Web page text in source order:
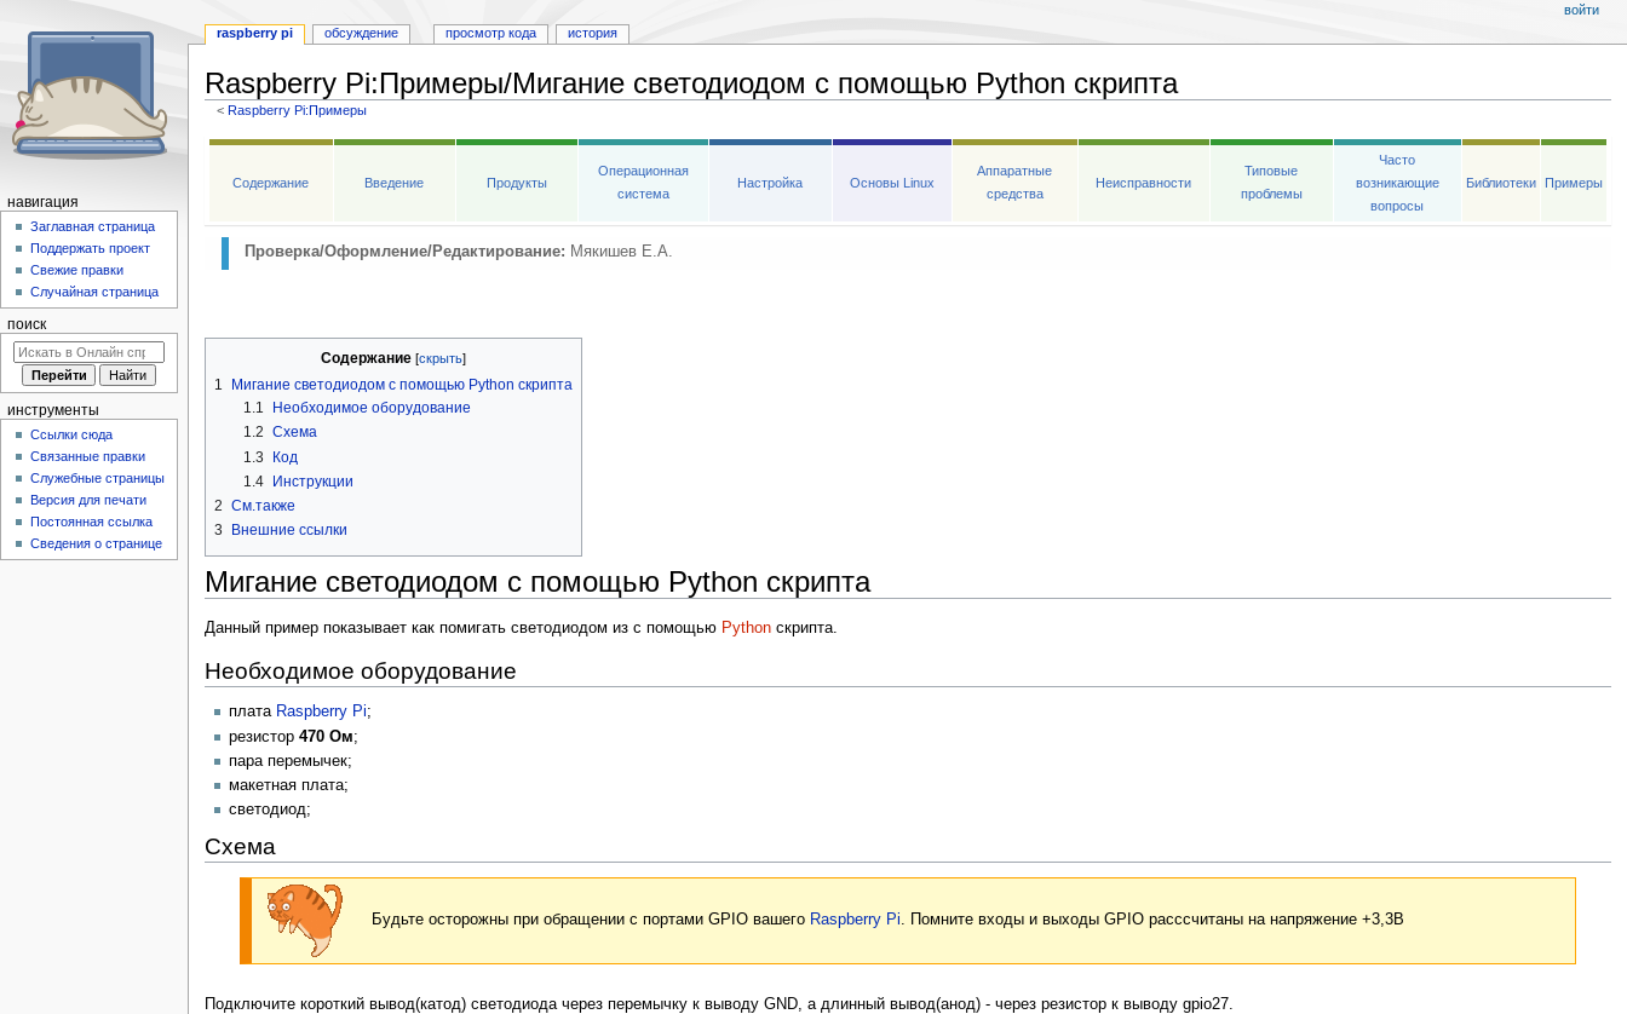
Raspberry Pi:Примеры/Мигание светодиодом с помощью Python скрипта
< Raspberry Pi:Примеры
Перейти
навигации
Перейти
поискуСодержание Введение Продукты
Операционная
система
Настройка Основы Linux
Аппаратные
средства
Неисправности
Типовые
проблемы
Часто
возникающие
вопросы
Библиотеки Примеры
Проверка/Оформление/Редактирование: Мякишев Е.А.
Содержание
1
Мигание светодиодом с помощью Python скрипта
1.1
Необходимое оборудование
1.2 Схема
1.3
Код
1.4 Инструкции
2 См.также
3
Внешние ссылки
Мигание светодиодом с помощью Python скрипта
Данный пример показывает как помигать светодиодом из с помощью Pythonскрипта.
Необходимое оборудование
плата Raspberry Pi;
резистор 470 Ом;
пара перемычек;
макетная плата;
светодиод;
Схема
Будьте осторожны при обращении с портами GPIO вашего Raspberry Pi. Помните входы и выходы GPIO расссчитаны на напряжение +3,3В
Подключите короткий вывод(катод) светодиода через перемычку к выводу GND, а длинный вывод(анод) - через резистор к выводу gpio27.
raspberry pi обсуждение просмотр кода история
войти
навигация
Заглавная страница
Поддержать проект
Свежие правки
Случайная страница
поиск
инструменты
Ссылки сюда
Связанные правки
Служебные страницы
Версия для печати
Постоянная ссылка
Сведения о странице